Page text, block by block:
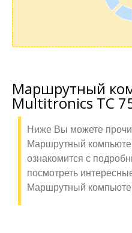
Маршрутный
Multitronics TC
Ниже Вы можете
Маршрутный
ознакомится с
посмотреть
Маршрутный